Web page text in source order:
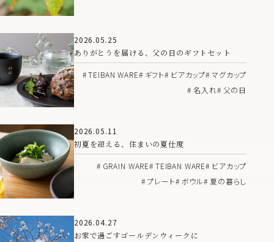
2026.05.25
ありがとうを届ける、父の日のギフトセット
TEIBAN WARE ギフト ビアカップ マグカップ
名入れ
父の日
2026.05.11
初夏を迎える、住まいの夏仕度
GRAIN WARE TEIBAN WARE
ビアカップ
プレート
ボウル 夏の暮らし
2026.04.27
お家で過ごすゴールデンウィークに